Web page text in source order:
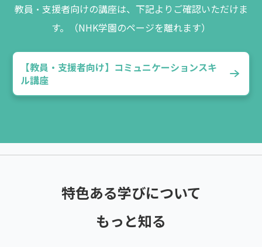
教員・支援者向けの講座は、下記よりご確認いただけま
す。（NHK学園のページを離れます）
【教員・支援者向け】コミュニケーションスキ
ル講座
特色ある学びについて
もっと知る